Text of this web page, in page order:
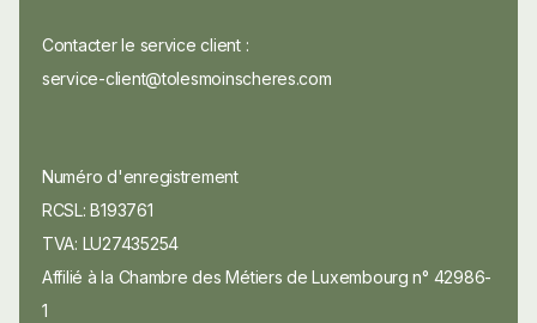
Contacter le service client :
service-client@tolesmoinscheres.com
Numéro d'enregistrement
RCSL: B193761
TVA: LU27435254
Affilié à la Chambre des Métiers de Luxembourg n° 42986-
1